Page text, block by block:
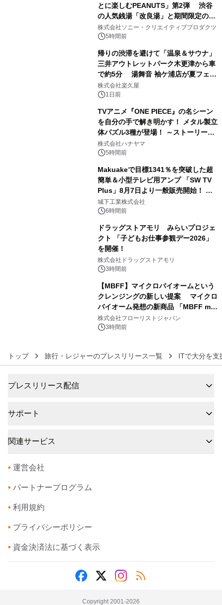
とに楽しむPEANUTS」第2弾 渋谷
の人気銭湯「改良湯」と期間限定のコ
ラボレーション サウナイキタイコラ
ボグッズも発売決定！
株式会社ソニー・クリエイティブプロダクツ
5時間前
帰りの渋滞を避けて「温泉＆サウナ」
三井アウトレットパーク木更津から車
で約5分 湯舞音 袖ケ浦店が夏フェア
メニューを提供
株式会社楽久屋
1日前
TVアニメ『ONE PIECE』の名シーン
を自分の手で解き明かす！ メタル製立
体パズル3種が登場！ ～ストーリーと
ギミックが融合した 大人の体験型パズ
ルが8月7日(金)12時より先行予約受付
株式会社ハナヤマ
5時間前
Makuakeで目標1341％を突破した超
簡単＆小型テレビ用アンプ 「SW TV
Plus」8月7日より一般販売開始！ ケ
ーブル1本つなぐだけ、テレビの音が
ぐっと豊かに
城下工業株式会社
6時間前
ドラッグストアモリ みらいプロジェ
クト 「子どもお仕事参観デー2026」
を開催！
株式会社ドラッグストアモリ
3時間前
【MBFF】マイクロバイオームという
クレンジングの新しい提案 マイクロ
バイオーム発想の新商品 「MBFF mb
クレンジングPRO」を2026年8月6日
発売
株式会社フローリストジャパン
3時間前
トップ 旅行・レジャーのプレスリリース一覧 ITで大分を支
プレスリリース配信
サポート
関連サービス
• 運営会社
• パートナープログラム
• 利用規約
• プライバシーポリシー
• 資金決済法に基づく表示
Copyright 2001-2026